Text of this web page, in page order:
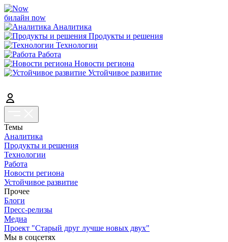
билайн now
Аналитика
Продукты и решения
Технологии
Работа
Новости региона
Устойчивое развитие
Темы
Аналитика
Продукты и решения
Технологии
Работа
Новости региона
Устойчивое развитие
Прочее
Блоги
Пресс-релизы
Медиа
Проект "Старый друг лучше новых двух"
Мы в соцсетях